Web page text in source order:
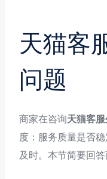
天猫客
问题
商家在咨询天猫客
度：服务质量是否
及时。本节简要回答